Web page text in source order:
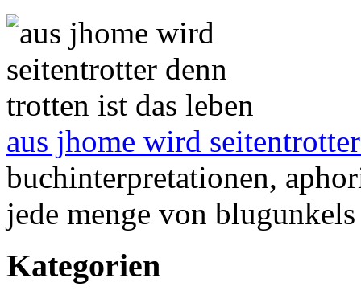
aus jhome wird
buchinterpretationen,
jede menge von
Kategorien